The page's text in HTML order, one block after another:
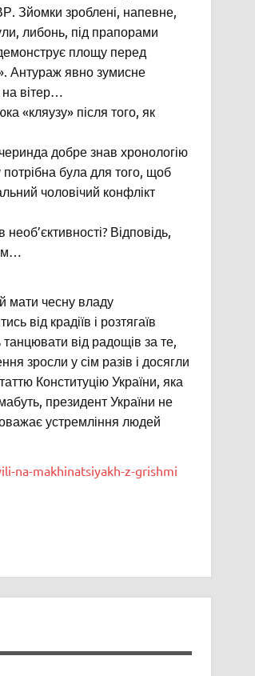
Зйомки зроблені, напевне,
либонь, під прапорами
площу перед
Антураж явно зумисне
вітер…
«кляузу» після того, як
добре знав хронологію
потрібна була для того, щоб
чоловічий конфлікт
Відповідь,
мати чесну владу
від крадіїв і розтягаїв
від радощів за те,
зросли у сім разів і досягли
Конституцію України, яка
президент України не
устремління людей
na-makhinatsiyakh-z-grishmi